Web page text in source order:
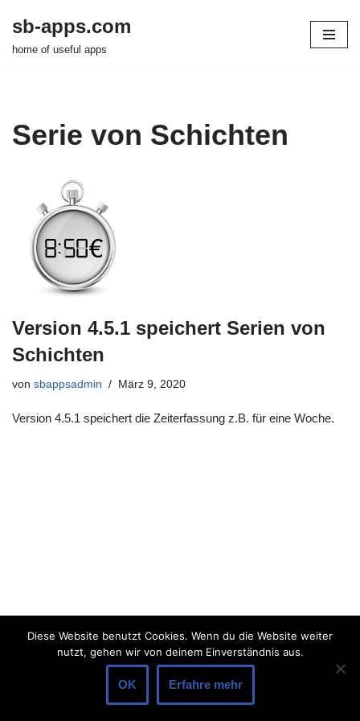
Zum
sb-apps.com
home of useful apps
Serie von Schichten
Version 4.5.1 speichert Serien von
Schichten
von sbappsadmin März 9, 2020
Version 4.5.1 speichert die Zeiterfassung z.B. für eine Woche.
| Präsentiert vonWordPress
Diese Website benutzt Cookies. Wenn du die Website weiter
nutzt, gehen wir von deinem Einverständnis aus.
OK Erfahre mehr